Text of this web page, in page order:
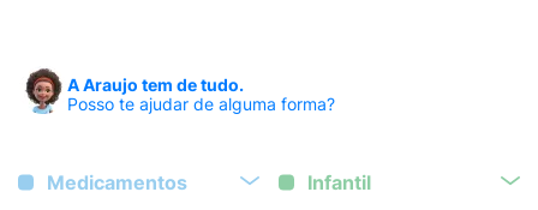
A Araujo tem de tudo.
Posso te ajudar de alguma forma?
Medicamentos Infantil